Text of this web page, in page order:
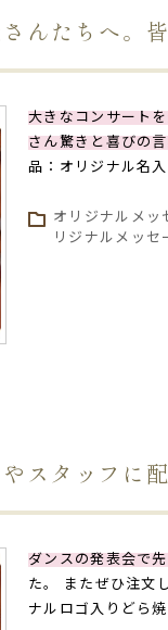
んたちへ。
大きなコンサート
さん驚きと喜びの
品：オリジナル名
オリジナルメッ
リジナルメッセ
スタッフに
ダンスの発表会で
た。 またぜひ注文
ナルロゴ入りどら